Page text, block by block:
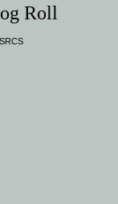
Roll
SRCS